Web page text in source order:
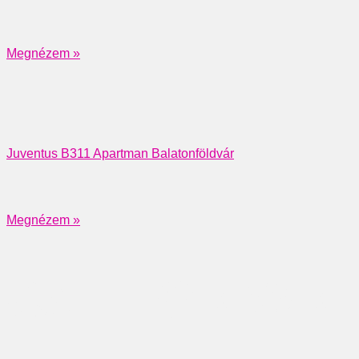
Megnézem »
Juventus B311 Apartman Balatonföldvár
Megnézem »